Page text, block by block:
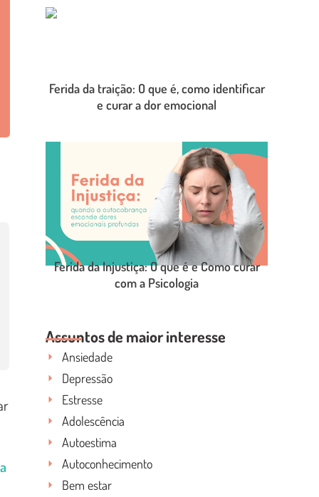
LEIA O POST COMPLETO
Ferida da traição: O que é, como identificar
e curar a dor emocional
LEIA O POST COMPLETO
Ferida da Injustiça: O que é e Como curar
com a Psicologia
Assuntos de maior interesse
Ansiedade
Depressão
Estresse
Adolescência
Autoestima
Autoconhecimento
Bem estar